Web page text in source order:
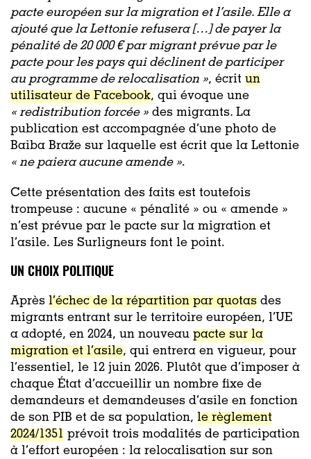
pacte européen sur la migration et l’asile. Elle a
ajouté que la Lettonie refusera […] de payer la
pénalité de 20 000 € par migrant prévue par le
pacte pour les pays qui déclinent de participer
au programme de relocalisation », écrit un
utilisateur de Facebook, qui évoque une
« redistribution forcée » des migrants. La
publication est accompagnée d’une photo de
Baiba Braže sur laquelle est écrit que la Lettonie
« ne paiera aucune amende ».
Cette présentation des faits est toutefois
trompeuse : aucune « pénalité » ou « amende »
n’est prévue par le pacte sur la migration et
l’asile. Les Surligneurs font le point.
UN CHOIX POLITIQUE
Après l’échec de la répartition par quotas des
migrants entrant sur le territoire européen, l’UE
a adopté, en 2024, un nouveau pacte sur la
migration et l’asile, qui entrera en vigueur, pour
l’essentiel, le 12 juin 2026. Plutôt que d’imposer à
chaque État d’accueillir un nombre fixe de
demandeurs et demandeuses d’asile en fonction
de son PIB et de sa population, le règlement
2024/1351 prévoit trois modalités de participation
à l’effort européen : la relocalisation sur son